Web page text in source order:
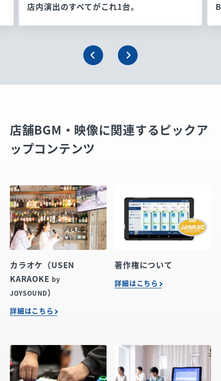
店内演出のすべてがこれ1台。
店舗BGM・映像に関連するピックア
ップコンテンツ
カラオケ（USEN
KARAOKE by
JOYSOUND）
詳細はこちら
著作権について
詳細はこちら